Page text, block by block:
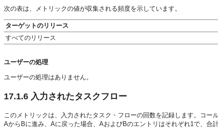
次の表は、メトリックの値が収集される頻度を示しています。
ターゲットのリリース
すべてのリリース
ユーザーの処理
ユーザーの処理はありません。
17.1.6 入力されたタスクフロー
このメトリックは、入力されたタスク・フローの回数を記録します。コ
AからBに進み、Aに戻った場合、AおよびBのエントリはそれぞれ1で、合